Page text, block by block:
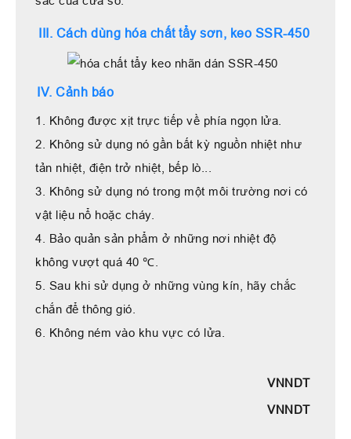
III. Cách dùng hóa chất tẩy sơn, keo SSR-450
IV. Cảnh báo
1. Không được xịt trực tiếp về phía ngọn lửa.
2. Không sử dụng nó gần bất kỳ nguồn nhiệt như
tản nhiệt, điện trở nhiệt, bếp lò...
3. Không sử dụng nó trong một môi trường nơi có
vật liệu nổ hoặc cháy.
4. Bảo quản sản phẩm ở những nơi nhiệt độ
không vượt quá 40 ℃.
5. Sau khi sử dụng ở những vùng kín, hãy chắc
chắn để thông gió.
6. Không ném vào khu vực có lửa.
VNNDT
VNNDT